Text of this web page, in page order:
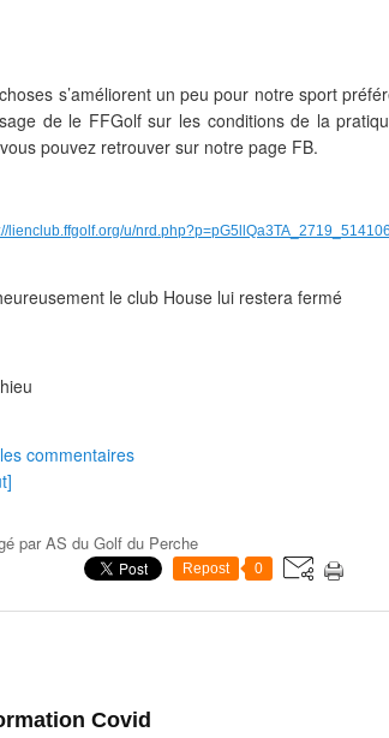
s’améliorent un peu pour notre sport
de le FFGolf sur les conditions de la
pouvez retrouver sur notre page FB.
lienclub.ffgolf.org/u/
le club House lui restera fermé
commentaires
parAS du Golf du Perche
Repost 0
Covid